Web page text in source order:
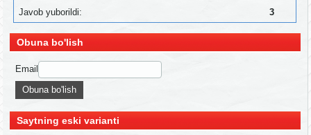
Javob yuborildi:
3
Obuna bo'lish
Email
Saytning eski varianti